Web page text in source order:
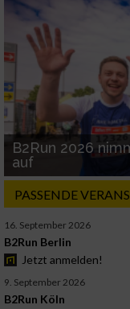
B2Run 2026
auf
PASSENDE
16. September 2026
B2Run Berlin
Jetzt anmelden!
9. September 2026
B2Run Köln